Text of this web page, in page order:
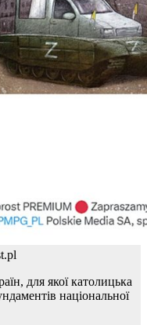
для якої католицька
національної